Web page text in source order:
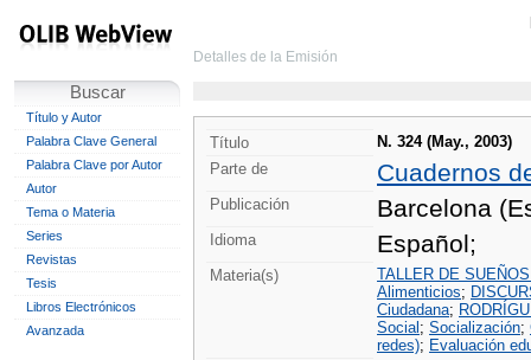
Buscar
Título y Autor
Palabra Clave General
Palabra Clave por Autor
Autor
Tema o Materia
Series
Revistas
Tesis
Libros Electrónicos
Avanzada
Detalles de la Emisión
Título
N. 324 (May., 2003)
Parte de
Cuadernos
Publicación Barcelona
Idioma Español;
Materia(s)
TALLER DE
Alimenticios;
Ciudadana;
Social ; Socialización;
redes); Evaluación